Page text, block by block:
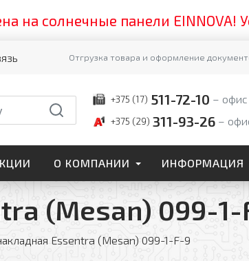
панели EINNOVA!
Отгрузка товара и оформление
+375 (17) 511-72-10 офис
+375 (29) 311-93-26
О КОМПАНИИ ИНФОРМАЦИЯ
(Mesan) 099-1-
Essentra (Mesan) 099-1-F-9